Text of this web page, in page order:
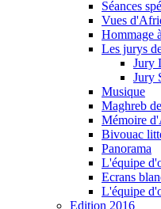
Séances
Vues
Hommage
Les jurys
Jury
Jury
Musique
Maghreb
Mémoire
Bivouac
Panorama
L'équipe
Ecrans
L'équipe
Edition 2016